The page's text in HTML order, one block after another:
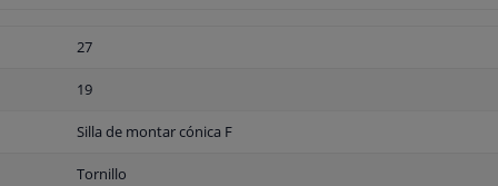
27
19
Silla de montar cónica F
Tornillo